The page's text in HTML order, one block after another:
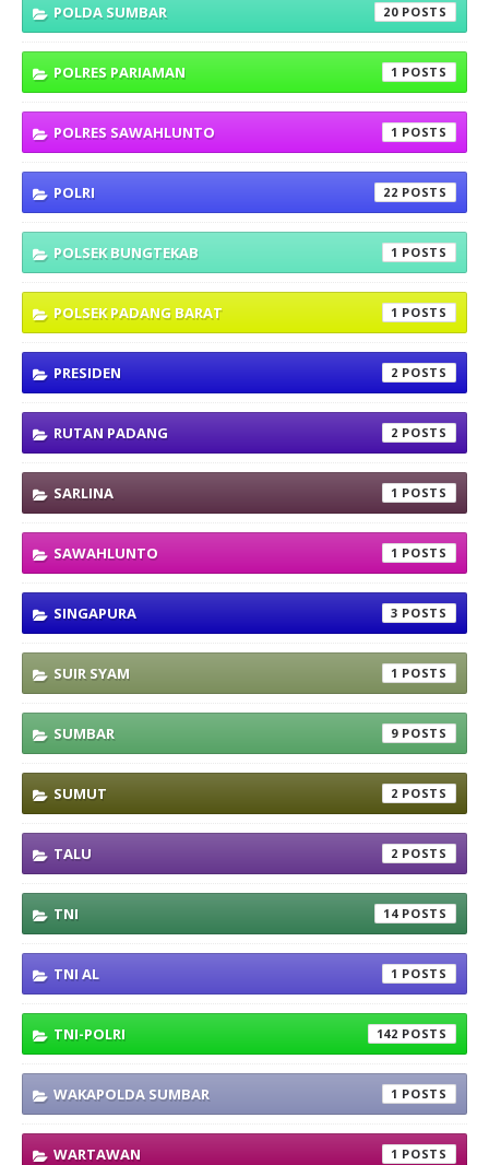
POLDA SUMBAR 20
POLRES PARIAMAN 1
POLRES SAWAHLUNTO 1
POLRI 22
POLSEK BUNGTEKAB 1
POLSEK PADANG BARAT 1
PRESIDEN 2
RUTAN PADANG 2
SARLINA 1
SAWAHLUNTO 1
SINGAPURA 3
SUIR SYAM 1
SUMBAR 9
SUMUT 2
TALU 2
TNI 14
TNI AL 1
TNI-POLRI 142
WAKAPOLDA SUMBAR 1
WARTAWAN 1